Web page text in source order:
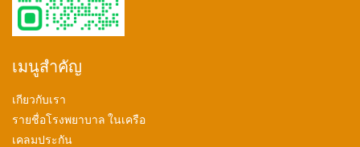
เมนูสำคัญ
เกียวกับเรา
รายชื่อโรงพยาบาล ในเครือ
เคลมประกัน